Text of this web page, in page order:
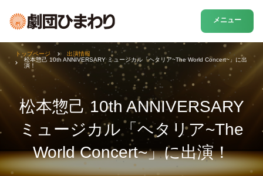
メニュー
松本惣己 10th ANNIVERSARY
ミュージカル「ヘタリア~The
World Concert~」に出演！
トップページ
出演情報
松本惣己 10th ANNIVERSARY ミュージカル「ヘタリア~The World Concert~」に出
演！